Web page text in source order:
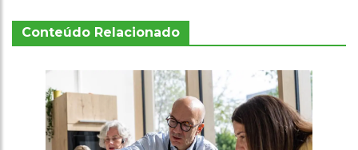
Conteúdo Relacionado